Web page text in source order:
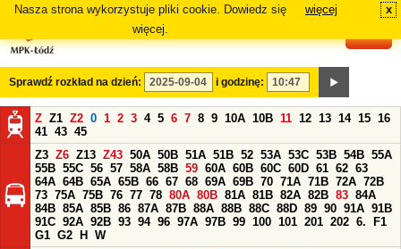
Nasza strona wykorzystuje pliki cookie. Dowiedz się
więcej.
więcej x
Sprawdź rozkład na dzień: i godzinę:
Z Z1 Z2 0 1 2 3 4 5 6 7 8 9 10A 10B 11 12 13 14 15 16
41 43 45
Z3 Z6 Z13 Z43 50A 50B 51A 51B 52 53A 53C 53B 54B 55A
55B 55C 56 57 58A 58B 59 60A 60B 60C 60D 61 62 63
64A 64B 65A 65B 66 67 68 69A 69B 70 71A 71B 72A 72B
73 75A 75B 76 77 78 80A 80B 81A 81B 82A 82B 83 84A
84B 85A 85B 86 87A 87B 88A 88B 88C 88D 89 90 91A 91B
91C 92A 92B 93 94 96 97A 97B 99 100 101 201 202 6.
F1
G1 G2 H
W